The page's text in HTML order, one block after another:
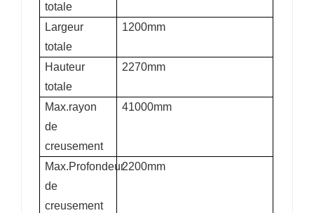
totale
Largeur
totale
1200mm
Hauteur
totale
2270mm
Max.rayon
de
creusement
41000mm
Max.Profondeur
de
creusement
2200mm